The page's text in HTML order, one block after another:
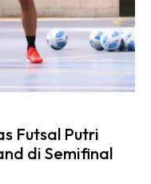
Futsal Putri
di Semifinal